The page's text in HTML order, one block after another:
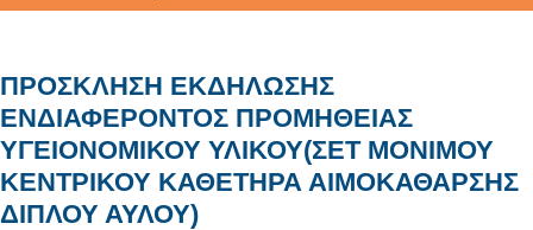
ΠΡΟΣΚΛΗΣΗ ΕΚΔΗΛΩΣΗΣ
ΕΝΔΙΑΦΕΡΟΝΤΟΣ ΠΡΟΜΗΘΕΙΑΣ
ΥΓΕΙΟΝΟΜΙΚΟΥ ΥΛΙΚΟΥ(ΣΕΤ ΜΟΝΙΜΟΥ
ΚΕΝΤΡΙΚΟΥ ΚΑΘΕΤΗΡΑ ΑΙΜΟΚΑΘΑΡΣΗΣ
ΔΙΠΛΟΥ ΑΥΛΟΥ)